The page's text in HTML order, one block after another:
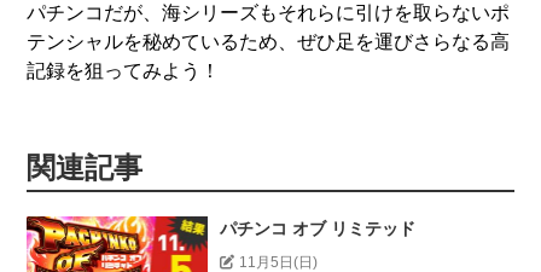
パチンコだが、海シリーズもそれらに引けを取らないポ
テンシャルを秘めているため、ぜひ足を運びさらなる高
記録を狙ってみよう！
関連記事
パチンコ オブ リミテッド
11月5日(日)